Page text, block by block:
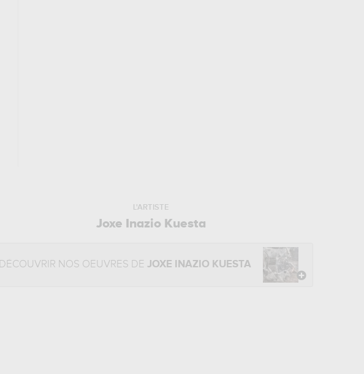
L'ARTISTE
Joxe Inazio Kuesta
DÉCOUVRIR NOS OEUVRES DEJOXE INAZIO KUESTA